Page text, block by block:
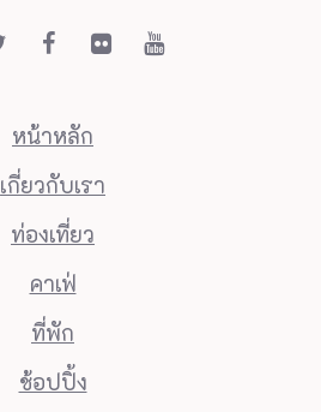
หน้าหลัก
เกี่ยวกับเรา
ท่องเที่ยว
คาเฟ่
ที่พัก
ช้อปปิ้ง